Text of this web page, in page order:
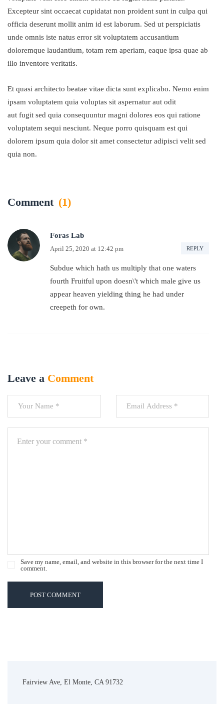
Excepteur sint occaecat cupidatat non proident sunt in culpa qui
officia deserunt mollit anim id est laborum. Sed ut perspiciatis
unde omnis iste natus error sit voluptatem accusantium
doloremque laudantium, totam rem aperiam, eaque ipsa quae ab
illo inventore veritatis.
Et quasi architecto beatae vitae dicta sunt explicabo. Nemo enim
ipsam voluptatem quia voluptas sit aspernatur aut odit
aut fugit sed quia consequuntur magni dolores eos qui ratione
voluptatem sequi nesciunt. Neque porro quisquam est qui
dolorem ipsum quia dolor sit amet consectetur adipisci velit sed
quia non.
Comment (1)
Foras Lab
April 25, 2020 at 12:42 pm REPLY
Subdue which hath us multiply that one waters
fourth Fruitful upon doesn\'t which male give us
appear heaven yielding thing he had under
creepeth for own.
Leave a Comment
Save my name, email, and website in this browser for the next time I
comment.
POST COMMENT
Fairview Ave, El Monte, CA 91732